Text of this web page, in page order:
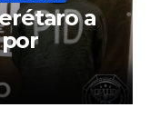
a
de